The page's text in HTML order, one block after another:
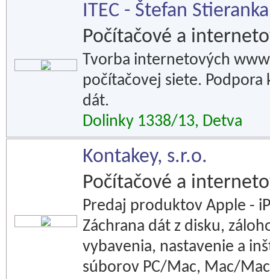
ITEC - Štefan Stieranka
Počítačové a
Tvorba internetových
počítačovej siete. Podpora
dát.
Dolinky 1338/13, Detva
Kontakey, s.r.o.
Počítačové a
Predaj produktov Apple -
Záchrana dát z disku,
vybavenia, nastavenie a
súborov PC/Mac, Mac/